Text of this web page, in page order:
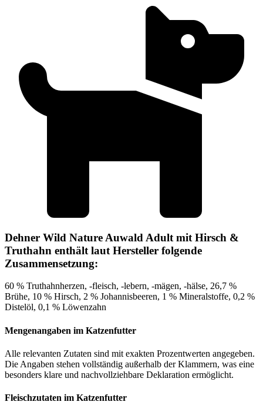
Dehner Wild Nature Auwald Adult mit Hirsch &
Truthahn enthält laut Hersteller folgende
Zusammensetzung:
60 % Truthahnherzen, -fleisch, -lebern, -mägen, -hälse, 26,7 %
Brühe, 10 % Hirsch, 2 % Johannisbeeren, 1 % Mineralstoffe, 0,2 %
Distelöl, 0,1 % Löwenzahn
Mengenangaben im Katzenfutter
Alle relevanten Zutaten sind mit exakten Prozentwerten angegeben.
Die Angaben stehen vollständig außerhalb der Klammern, was eine
besonders klare und nachvollziehbare Deklaration ermöglicht.
Fleischzutaten im Katzenfutter